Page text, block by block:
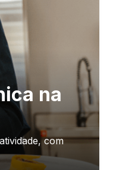
na
com